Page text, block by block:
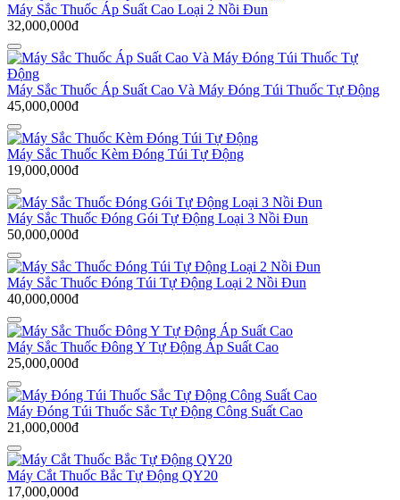
Máy Sắc Thuốc Áp Suất Cao Loại 2 Nồi Đun
32,000,000đ
Máy Sắc Thuốc Áp Suất Cao Và Máy Đóng Túi Thuốc Tự Động
45,000,000đ
Máy Sắc Thuốc Kèm Đóng Túi Tự Động
19,000,000đ
Máy Sắc Thuốc Đóng Gói Tự Động Loại 3 Nồi Đun
50,000,000đ
Máy Sắc Thuốc Đóng Túi Tự Động Loại 2 Nồi Đun
40,000,000đ
Máy Sắc Thuốc Đông Y Tự Động Áp Suất Cao
25,000,000đ
Máy Đóng Túi Thuốc Sắc Tự Động Công Suất Cao
21,000,000đ
Máy Cắt Thuốc Bắc Tự Động QY20
17,000,000đ